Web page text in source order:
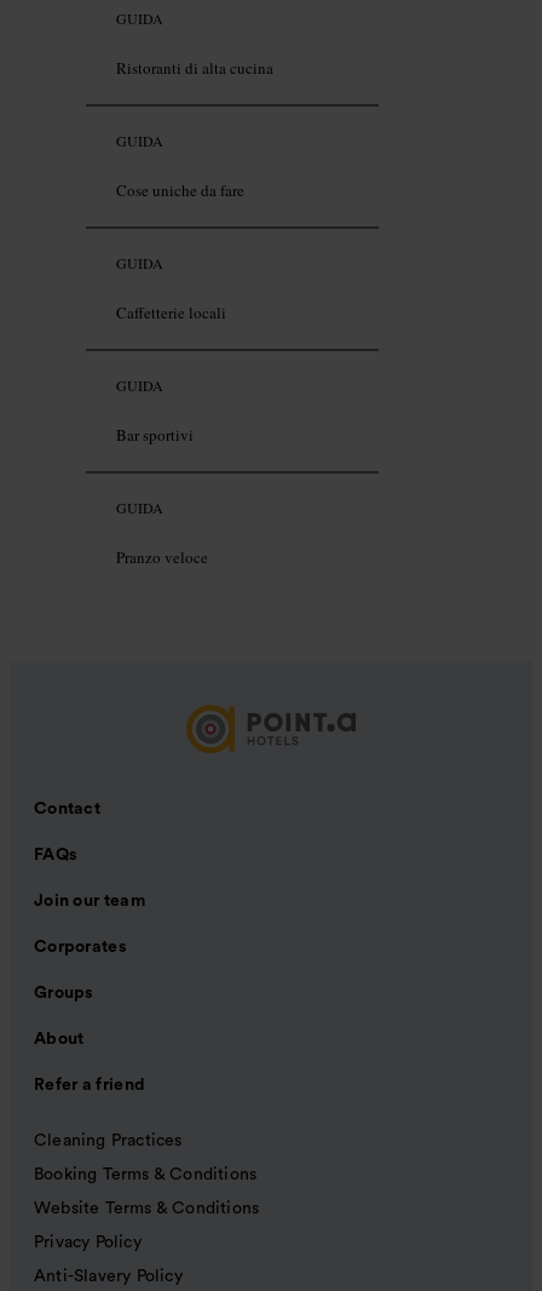
GUIDA
Ristoranti di alta cucina
GUIDA
Cose uniche da fare
GUIDA
Caffetterie locali
GUIDA
Bar sportivi
GUIDA
Pranzo veloce
Contact
FAQs
Join our team
Corporates
Groups
About
Refer a friend
Cleaning Practices
Booking Terms & Conditions
Website Terms & Conditions
Privacy Policy
Anti-Slavery Policy